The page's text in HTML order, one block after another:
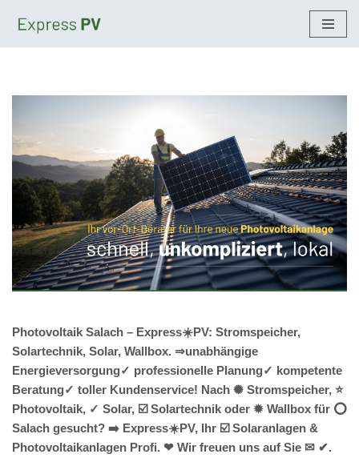
Photovoltaik Salach – Express☀️PV️: Stromspeicher,
Solartechnik, Solar, Wallbox. ⇒unabhängige
Energieversorgung✓ professionelle Planung✓ kompetente
Beratung✓ toller Kundenservice! Nach ✺ Stromspeicher, ⭐
Photovoltaik, ✓ Solar, ☑️ Solartechnik oder ✹ Wallbox für ⭕
Salach gesucht? ➡️ Express☀️PV️, Ihr ☑️ Solaranlagen &
Photovoltaikanlagen Profi. ❤ Wir freuen uns auf Sie ✉ ✔.